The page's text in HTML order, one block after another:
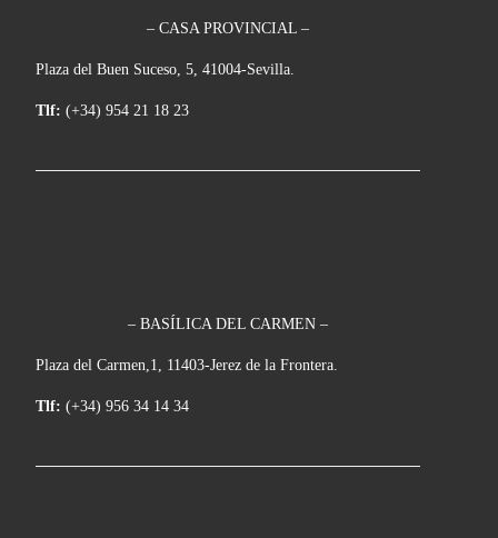
– CASA PROVINCIAL –
Plaza del Buen Suceso, 5, 41004-Sevilla.
Tlf: (+34) 954 21 18 23
– BASÍLICA DEL CARMEN –
Plaza del Carmen,1, 11403-Jerez de la Frontera.
Tlf: (+34) 956 34 14 34